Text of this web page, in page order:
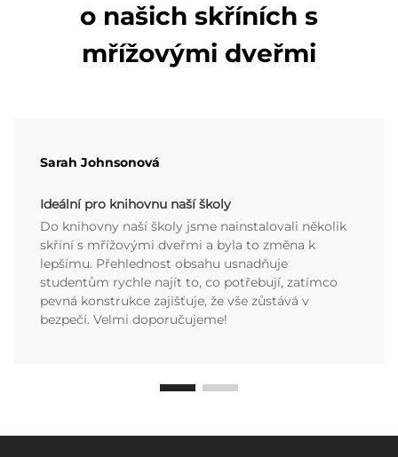
o našich skříních s
mřížovými dveřmi
Sarah Johnsonová
Ideální pro knihovnu naší školy
Do knihovny naší školy jsme nainstalovali několik
skříní s mřížovými dveřmi a byla to změna k
lepšímu. Přehlednost obsahu usnadňuje
studentům rychle najít to, co potřebují, zatímco
pevná konstrukce zajišťuje, že vše zůstává v
bezpečí. Velmi doporučujeme!